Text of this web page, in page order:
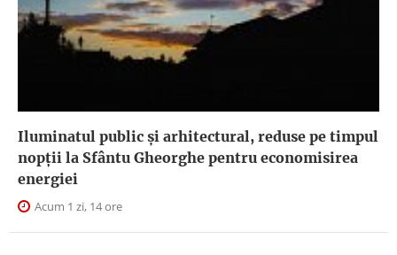
Iluminatul public şi arhitectural, reduse pe timpul
nopţii la Sfântu Gheorghe pentru economisirea
energiei
Acum 1 zi, 14 ore